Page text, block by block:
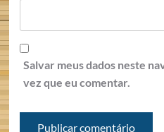
Salvar meus dados neste
vez que eu comentar.